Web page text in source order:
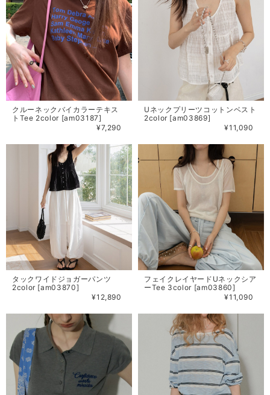
クルーネックバイカラーテキス
トTee 2color [am03187]
¥7,290
Uネックプリーツコットンベスト
2color [am03869]
¥11,090
タックワイドジョガーパンツ
2color [am03870]
¥12,890
フェイクレイヤードUネックシア
ーTee 3color [am03860]
¥11,090